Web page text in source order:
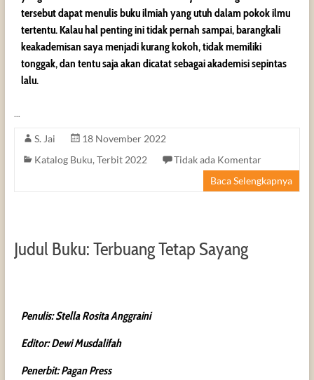
tersebut dapat menulis buku ilmiah yang utuh dalam pokok ilmu
tertentu. Kalau hal penting ini tidak pernah sampai, barangkali
keakademisan saya menjadi kurang kokoh, tidak memiliki
tonggak, dan tentu saja akan dicatat sebagai akademisi sepintas
lalu.
…
S. Jai
18 November 2022
Katalog Buku, Terbit 2022
Tidak ada Komentar
Baca Selengkapnya
Judul Buku: Terbuang Tetap Sayang
Penulis: Stella Rosita Anggraini
Editor: Dewi Musdalifah
Penerbit: Pagan Press